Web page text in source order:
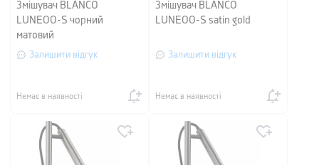
Змішувач BLANCO
LUNEOO-S чорний
матовий
Залишити відгук
Немає в наявності
Змішувач BLANCO
LUNEOO-S satin gold
Залишити відгук
Немає в наявності